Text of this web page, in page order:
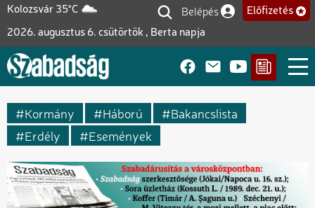
Ugrás
tartalomra
Kolozsvár 35°C
2026. augusztus 6. csütörtök , Berta napja
Felhasználói fiók
Belépés Előfizetés
Kormány Háború
Bakancslista
Erdély
Események